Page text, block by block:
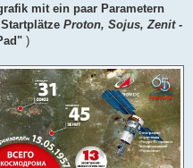
mit ein paar Parametern
Proton, Sojus, Zenit-
)